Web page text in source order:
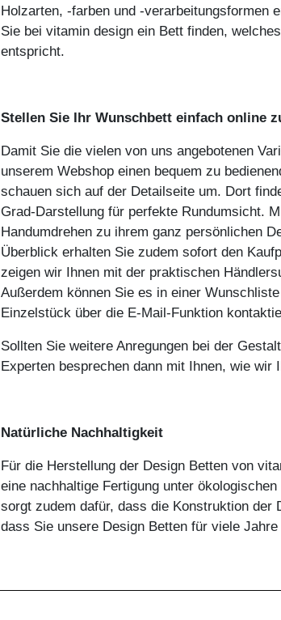
Holzarten, -farben und -verarbeitungsformen
Sie bei vitamin design ein Bett finden,
entspricht.
Stellen Sie Ihr Wunschbett einfach online
Damit Sie die vielen von uns angebotenen
unserem Webshop einen bequem zu
schauen sich auf der Detailseite um. Dort
Grad-Darstellung für perfekte Rundumsicht.
Handumdrehen zu ihrem ganz persönlichen
Überblick erhalten Sie zudem sofort den
zeigen wir Ihnen mit der praktischen
Außerdem können Sie es in einer
Einzelstück über die E-Mail-Funktion
Sollten Sie weitere Anregungen bei der
Experten besprechen dann mit Ihnen, wie
Natürliche Nachhaltigkeit
Für die Herstellung der Design Betten von
eine nachhaltige Fertigung unter
sorgt zudem dafür, dass die Konstruktion
dass Sie unsere Design Betten für viele